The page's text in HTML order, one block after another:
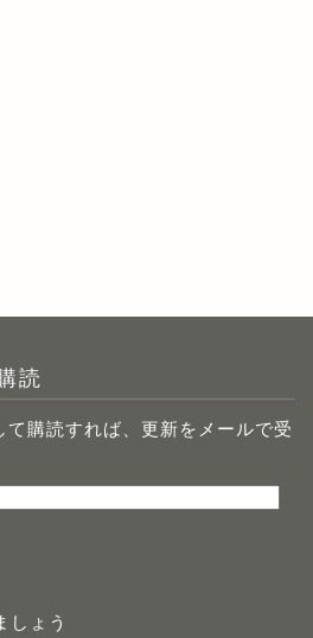
読
て購読すれば、更新をメールで受
しょう